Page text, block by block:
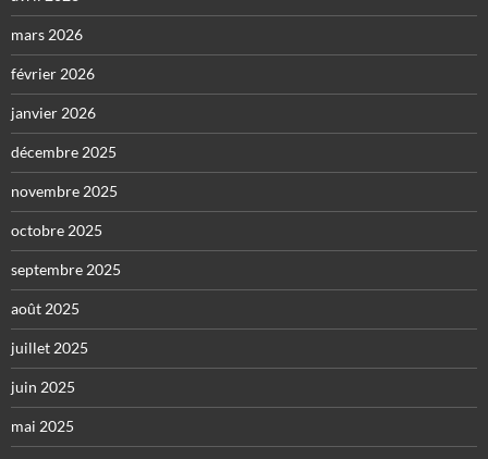
mars 2026
février 2026
janvier 2026
décembre 2025
novembre 2025
octobre 2025
septembre 2025
août 2025
juillet 2025
juin 2025
mai 2025